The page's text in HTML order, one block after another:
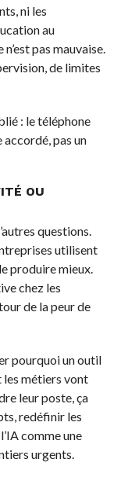
ni les
au
pas mauvaise.
de limites
: le téléphone
pas un
OU
questions.
utilisent
produire mieux.
chez les
de la peur de
pourquoi un outil
les métiers vont
leur poste, ça
redéfinir les
comme une
urgents.